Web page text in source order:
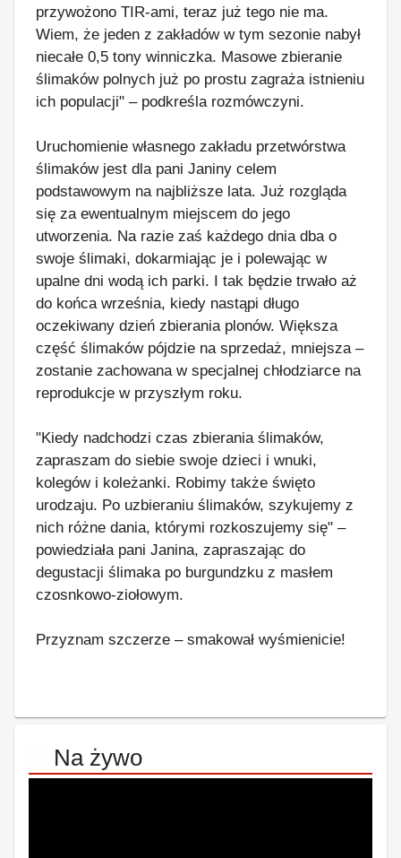
przywożono TIR-ami, teraz już tego nie ma.
Wiem, że jeden z zakładów w tym sezonie nabył
niecałe 0,5 tony winniczka. Masowe zbieranie
ślimaków polnych już po prostu zagraża istnieniu
ich populacji" – podkreśla rozmówczyni.
Uruchomienie własnego zakładu przetwórstwa
ślimaków jest dla pani Janiny celem
podstawowym na najbliższe lata. Już rozgląda
się za ewentualnym miejscem do jego
utworzenia. Na razie zaś każdego dnia dba o
swoje ślimaki, dokarmiając je i polewając w
upalne dni wodą ich parki. I tak będzie trwało aż
do końca września, kiedy nastąpi długo
oczekiwany dzień zbierania plonów. Większa
część ślimaków pójdzie na sprzedaż, mniejsza –
zostanie zachowana w specjalnej chłodziarce na
reprodukcje w przyszłym roku.
"Kiedy nadchodzi czas zbierania ślimaków,
zapraszam do siebie swoje dzieci i wnuki,
kolegów i koleżanki. Robimy także święto
urodzaju. Po uzbieraniu ślimaków, szykujemy z
nich różne dania, którymi rozkoszujemy się" –
powiedziała pani Janina, zapraszając do
degustacji ślimaka po burgundzku z masłem
czosnkowo-ziołowym.
Przyznam szczerze – smakował wyśmienicie!
Na żywo